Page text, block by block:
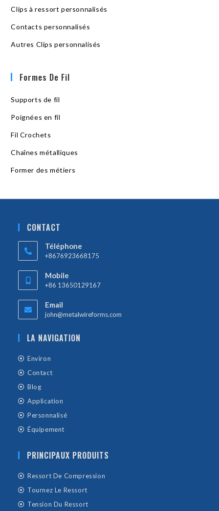
Clips à ressort personnalisés
Contacts personnalisés
Autres Clips personnalisés
Formes De Fil
Supports de fil
Poignées en fil
Fil Crochets
Chaînes métalliques
Former des métiers
CONTACT
Téléphone
+8676923668175
Mobile
+86 13650129167
Email
john@metalwireforms.com
LA NAVIGATION
Environ
Contact
Blog
Application
Personnalisé
Équipement
PRINCIPAUX PRODUITS
Ressort De Compression
Tournez Le Ressort
Tension Du Ressort